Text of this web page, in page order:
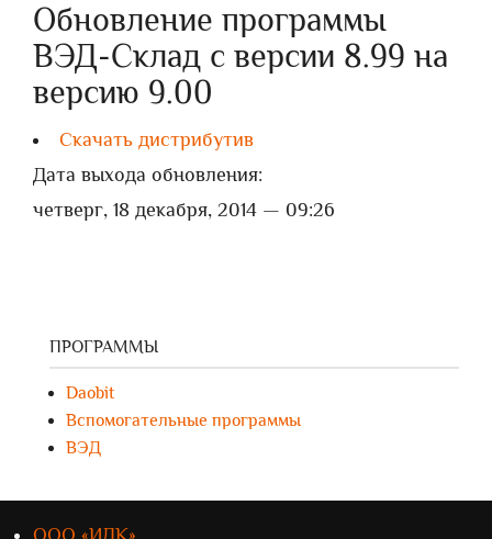
Обновление программы
ВЭД-Склад с версии 8.99 на
версию 9.00
Скачать дистрибутив
Дата выхода обновления:
четверг, 18 декабря, 2014 — 09:26
ПРОГРАММЫ
Daobit
Вспомогательные программы
ВЭД
ООО «ИЛК»